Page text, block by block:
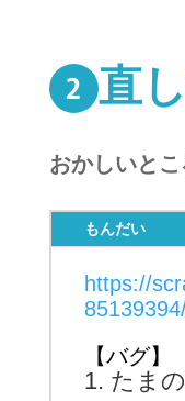
直
おかしいとこ
もんだい
https://
【バグ】
1. たま